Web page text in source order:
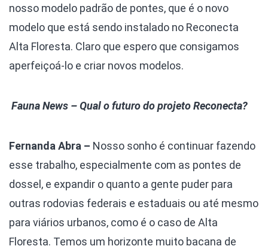
nosso modelo padrão de pontes, que é o novo
modelo que está sendo instalado no Reconecta
Alta Floresta. Claro que espero que consigamos
aperfeiçoá-lo e criar novos modelos.
Fauna News – Qual o futuro do projeto Reconecta?
Fernanda Abra – Nosso sonho é continuar fazendo
esse trabalho, especialmente com as pontes de
dossel, e expandir o quanto a gente puder para
outras rodovias federais e estaduais ou até mesmo
para viários urbanos, como é o caso de Alta
Floresta. Temos um horizonte muito bacana de